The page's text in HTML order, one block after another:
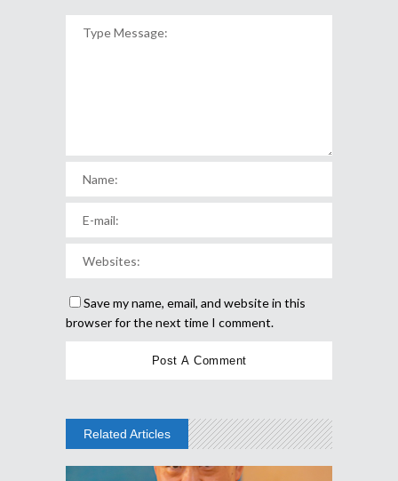
Save my name, email, and website in this
browser for the next time I comment.
Related Articles